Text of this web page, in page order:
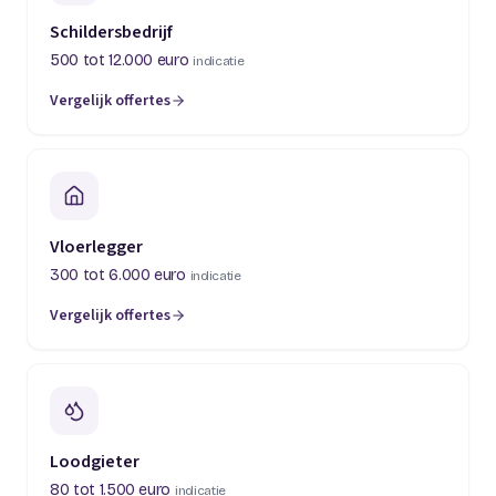
Schildersbedrijf
500 tot 12.000 euro indicatie
Vergelijk offertes
(opent in een nieuw tabblad)
Vloerlegger
300 tot 6.000 euro indicatie
Vergelijk offertes
(opent in een nieuw tabblad)
Loodgieter
80 tot 1.500 euro indicatie